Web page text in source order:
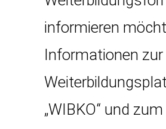
informieren
Informationen zur
„WIBKO“ und zum